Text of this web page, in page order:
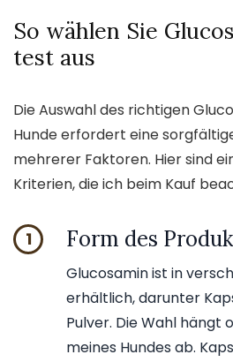
So wählen Sie
test aus
Die Auswahl des richtigen
Hunde erfordert eine
mehrerer Faktoren. Hier sind
Kriterien, die ich beim Kauf
1 Form des
Glucosamin ist in
erhältlich, darunter
Pulver. Die Wahl hängt
meines Hundes ab.